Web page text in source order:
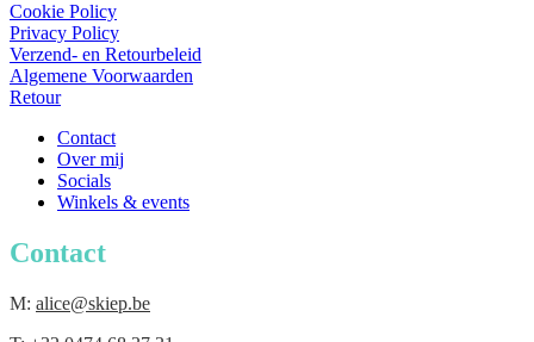
Cookie Policy
Privacy Policy
Verzend- en Retourbeleid
Algemene Voorwaarden
Retour
Contact
Over mij
Socials
Winkels & events
Contact
M: alice@skiep.be